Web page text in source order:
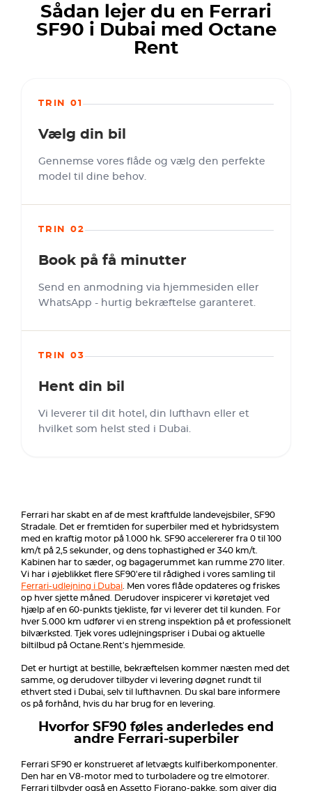
Sådan lejer du en Ferrari
SF90 i Dubai med Octane
Rent
TRIN 01
Vælg din bil
Gennemse vores flåde og vælg den perfekte
model til dine behov.
TRIN 02
Book på få minutter
Send en anmodning via hjemmesiden eller
WhatsApp - hurtig bekræftelse garanteret.
TRIN 03
Hent din bil
Vi leverer til dit hotel, din lufthavn eller et
hvilket som helst sted i Dubai.
Ferrari har skabt en af de mest kraftfulde landevejsbiler, SF90
Stradale. Det er fremtiden for superbiler med et hybridsystem
med en kraftig motor på 1.000 hk. SF90 accelererer fra 0 til 100
km/t på 2,5 sekunder, og dens tophastighed er 340 km/t.
Kabinen har to sæder, og bagagerummet kan rumme 270 liter.
Vi har i øjeblikket flere SF90'ere til rådighed i vores samling til
Ferrari-udlejning i Dubai . Men vores flåde opdateres og friskes
op hver sjette måned. Derudover inspicerer vi køretøjet ved
hjælp af en 60-punkts tjekliste, før vi leverer det til kunden. For
hver 5.000 km udfører vi en streng inspektion på et professionelt
bilværksted. Tjek vores udlejningspriser i Dubai og aktuelle
biltilbud på Octane.Rent's hjemmeside.
Det er hurtigt at bestille, bekræftelsen kommer næsten med det
samme, og derudover tilbyder vi levering døgnet rundt til
ethvert sted i Dubai, selv til lufthavnen. Du skal bare informere
os på forhånd, hvis du har brug for en levering.
Hvorfor SF90 føles anderledes end
andre Ferrari-superbiler
Ferrari SF90 er konstrueret af letvægts kulfiberkomponenter.
Den har en V8-motor med to turboladere og tre elmotorer.
Ferrari tilbyder også en Assetto Fiorano-pakke, som giver dig